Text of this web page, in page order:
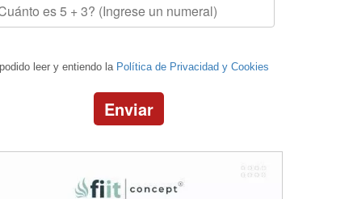
leer y entiendo la Política de Privacidad y Cookies
Enviar